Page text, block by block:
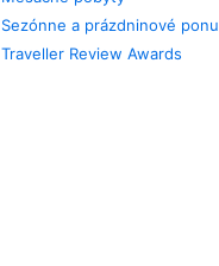
Sezónne a prázdninové
Traveller Review Awards